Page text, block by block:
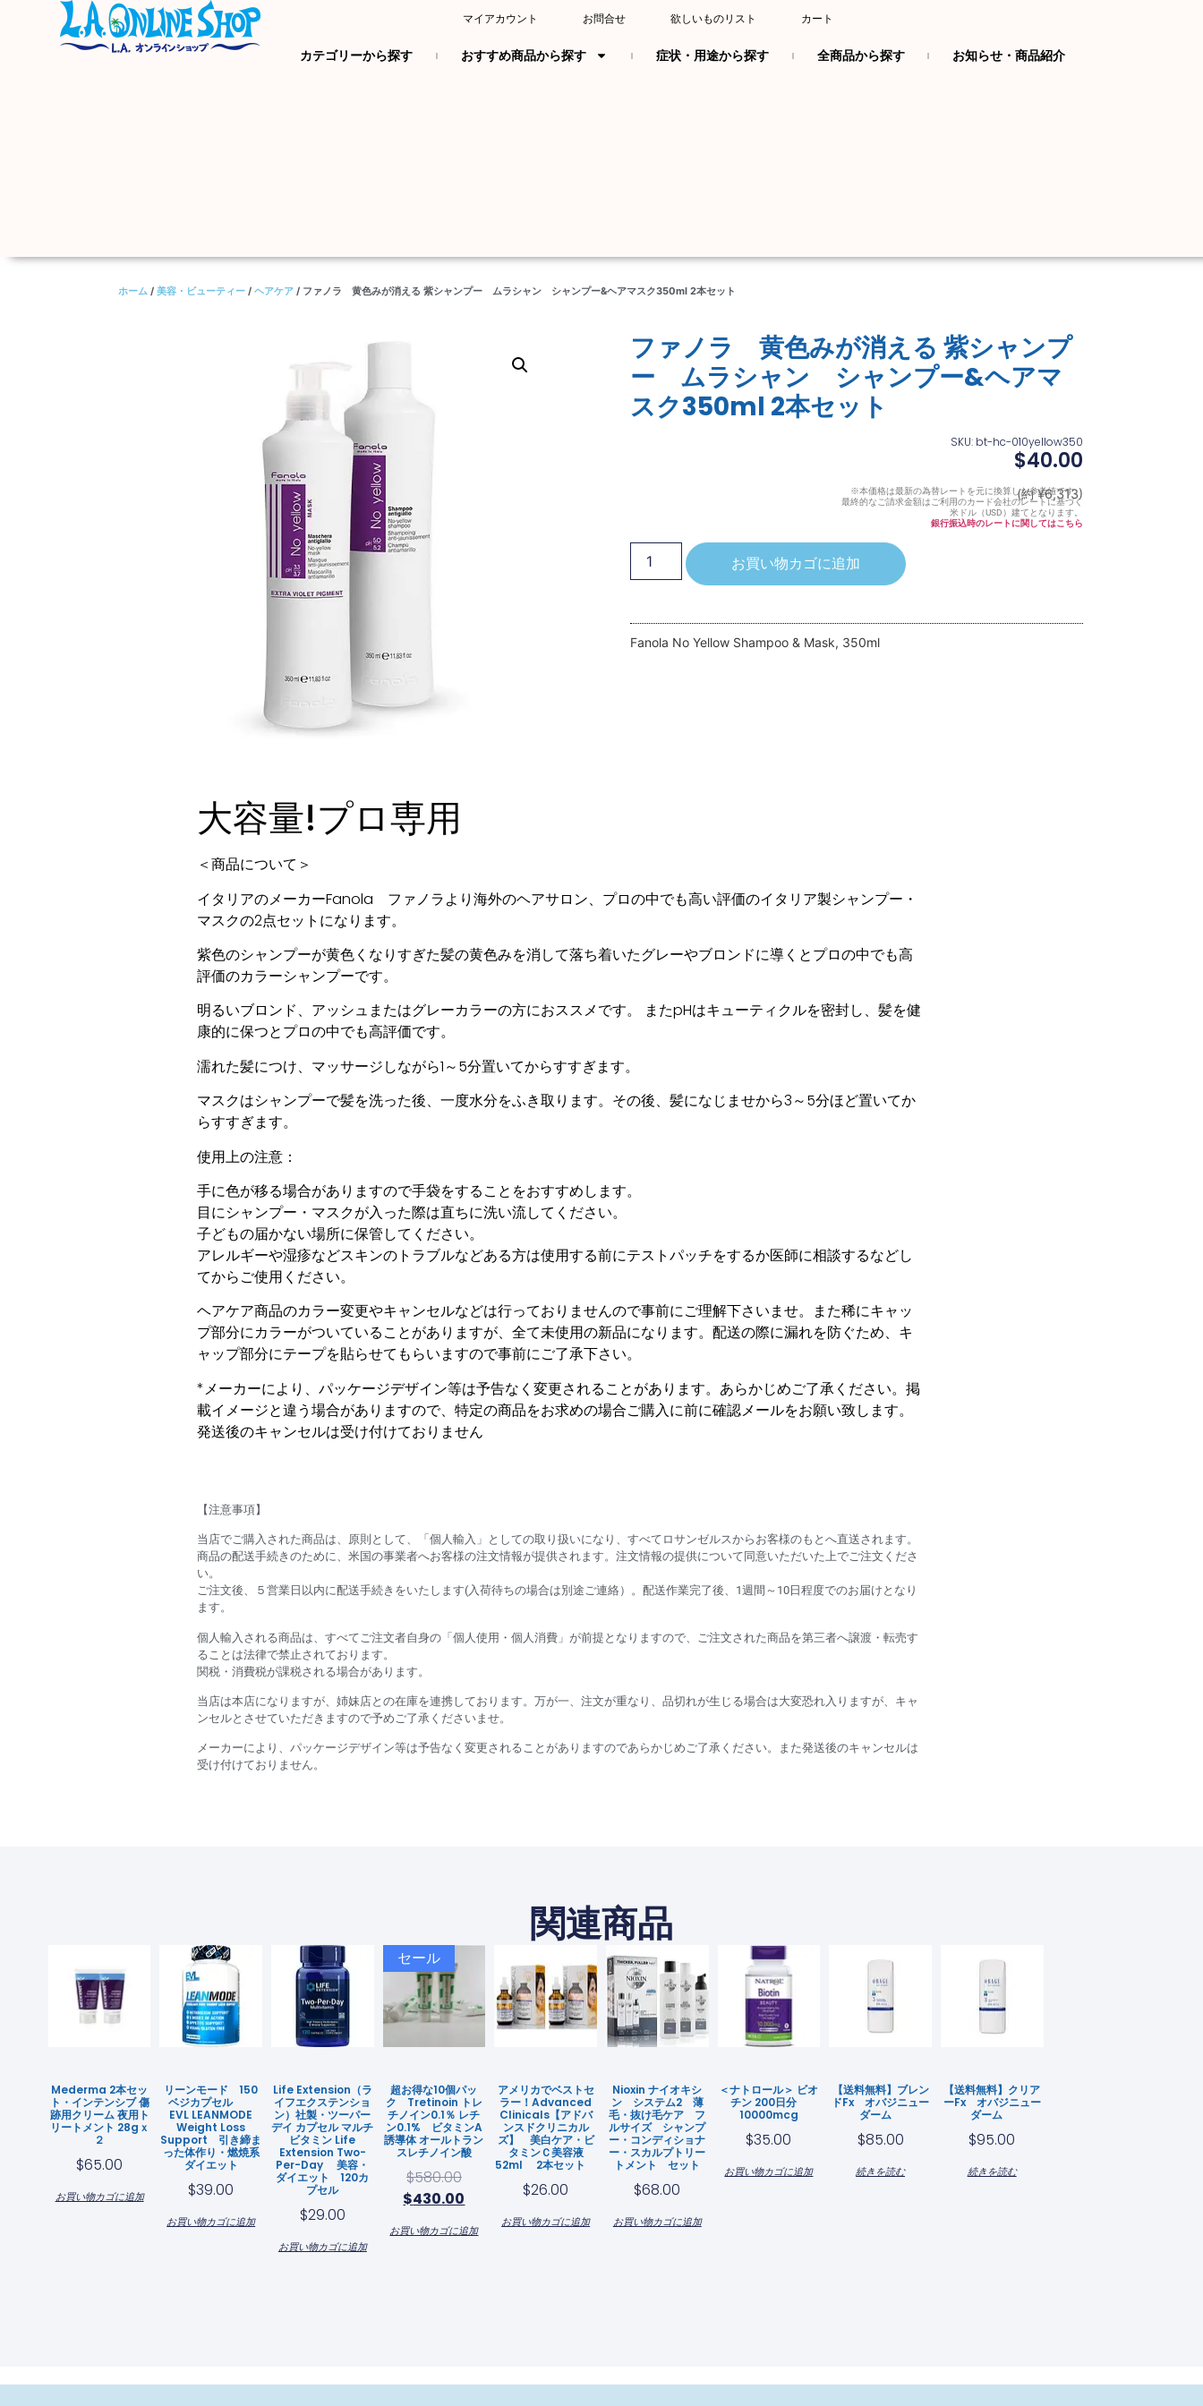
マイアカウント お問合せ 欲しいものリスト カート
カテゴリーから探す おすすめ商品から探す 症状・用途から探す 全商品から探す お知らせ・商品紹介
ホーム / 美容・ビューティー / ヘアケア / ファノラ 黄色みが消える 紫シャンプー ムラシャン シャンプー&ヘアマスク350ml 2本セット
ファノラ 黄色みが消える 紫シャンプ
ー ムラシャン シャンプー&ヘアマ
スク350ml 2本セット
SKU: bt-hc-010yellow350
$40.00
(約 ¥6,313)
※本価格は最新の為替レートを元に換算した参考値です。
最終的なご請求金額はご利用のカード会社のレートに基づく
米ドル（USD）建てとなります。
銀行振込時のレートに関してはこちら
お買い物カゴに追加
Fanola No Yellow Shampoo & Mask, 350ml
大容量!プロ専用
＜商品について＞
イタリアのメーカーFanola ファノラより海外のヘアサロン、プロの中でも高い評価のイタリア製シャンプー・
マスクの2点セットになります。
紫色のシャンプーが黄色くなりすぎた髪の黄色みを消して落ち着いたグレーやブロンドに導くとプロの中でも高
評価のカラーシャンプーです。
明るいブロンド、アッシュまたはグレーカラーの方におススメです。 またpHはキューティクルを密封し、髪を健
康的に保つとプロの中でも高評価です。
濡れた髪につけ、マッサージしながら1～5分置いてからすすぎます。
マスクはシャンプーで髪を洗った後、一度水分をふき取ります。その後、髪になじませから3～5分ほど置いてか
らすすぎます。
使用上の注意：
手に色が移る場合がありますので手袋をすることをおすすめします。
目にシャンプー・マスクが入った際は直ちに洗い流してください。
子どもの届かない場所に保管してください。
アレルギーや湿疹などスキンのトラブルなどある方は使用する前にテストパッチをするか医師に相談するなどし
てからご使用ください。
ヘアケア商品のカラー変更やキャンセルなどは行っておりませんので事前にご理解下さいませ。また稀にキャッ
プ部分にカラーがついていることがありますが、全て未使用の新品になります。配送の際に漏れを防ぐため、キ
ャップ部分にテープを貼らせてもらいますので事前にご了承下さい。
*メーカーにより、パッケージデザイン等は予告なく変更されることがあります。あらかじめご了承ください。掲
載イメージと違う場合がありますので、特定の商品をお求めの場合ご購入に前に確認メールをお願い致します。
発送後のキャンセルは受け付けておりません
【注意事項】
当店でご購入された商品は、原則として、「個人輸入」としての取り扱いになり、すべてロサンゼルスからお客様のもとへ直送されます。
商品の配送手続きのために、米国の事業者へお客様の注文情報が提供されます。注文情報の提供について同意いただいた上でご注文くださ
い。
ご注文後、５営業日以内に配送手続きをいたします(入荷待ちの場合は別途ご連絡）。配送作業完了後、1週間～10日程度でのお届けとなり
ます。
個人輸入される商品は、すべてご注文者自身の「個人使用・個人消費」が前提となりますので、ご注文された商品を第三者へ譲渡・転売す
ることは法律で禁止されております。
関税・消費税が課税される場合があります。
当店は本店になりますが、姉妹店との在庫を連携しております。万が一、注文が重なり、品切れが生じる場合は大変恐れ入りますが、キャ
ンセルとさせていただきますので予めご了承くださいませ。
メーカーにより、パッケージデザイン等は予告なく変更されることがありますのであらかじめご了承ください。また発送後のキャンセルは
受け付けておりません。
関連商品
Mederma 2本セッ
ト・インテンシブ 傷
跡用クリーム 夜用ト
リートメント 28gｘ
２
$65.00
お買い物カゴに追加
リーンモード 150
ベジカプセル
EVL LEANMODE
Weight Loss
Support 引き締ま
った体作り・燃焼系
ダイエット
$39.00
お買い物カゴに追加
Life Extension（ラ
イフエクステンショ
ン）社製・ツーパー
デイ カプセル マルチ
ビタミン Life
Extension Two-
Per-Day 美容・
ダイエット 120カ
プセル
$29.00
お買い物カゴに追加
セール
超お得な10個パッ
ク Tretinoin トレ
チノイン0.1％ レチ
ン0.1% ビタミンA
誘導体 オールトラン
スレチノイン酸
$580.00
$430.00
お買い物カゴに追加
アメリカでベストセ
ラー！Advanced
Clinicals【アドバ
ンスドクリニカル
ズ】 美白ケア・ビ
タミンＣ美容液
52ml 2本セット
$26.00
お買い物カゴに追加
Nioxin ナイオキシ
ン システム2 薄
毛・抜け毛ケア フ
ルサイズ シャンプ
ー・コンディショナ
ー・スカルプトリー
トメント セット
$68.00
お買い物カゴに追加
＜ナトロール＞ ビオ
チン 200日分
10000mcg
$35.00
お買い物カゴに追加
【送料無料】ブレン
ドfx オバジニュー
ダーム
$85.00
続きを読む
【送料無料】クリア
ーfx オバジニュー
ダーム
$95.00
続きを読む